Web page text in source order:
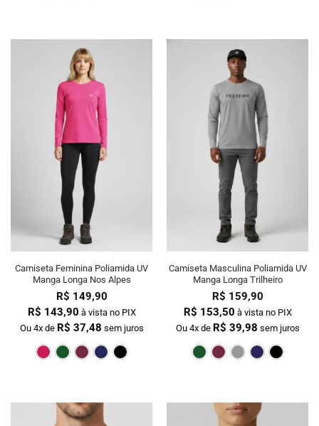
Camiseta Feminina Poliamida UV
Manga Longa Nos Alpes
R$ 149,90
R$ 143,90 à vista no PIX
Ou 4x de R$ 37,48 sem juros
PinkVerde EscuroMarinhoPreto
Camiseta Masculina Poliamida UV
Manga Longa Trilheiro
R$ 159,90
R$ 153,50 à vista no PIX
Ou 4x de R$ 39,98 sem juros
Verde Escuro
Bordô